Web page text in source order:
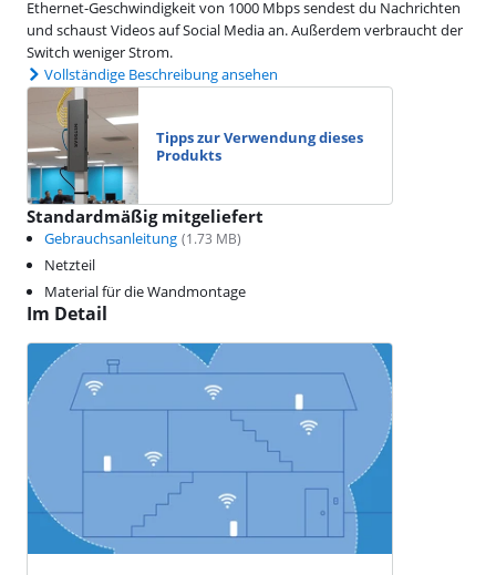
Ethernet-Geschwindigkeit von 1000 Mbps sendest du Nachrichten
und schaust Videos auf Social Media an. Außerdem verbraucht der
Switch weniger Strom.
Vollständige Beschreibung ansehen
Tipps zur Verwendung dieses
Produkts
Standardmäßig mitgeliefert
Gebrauchsanleitung (1.73 MB)
Netzteil
Material für die Wandmontage
Im Detail